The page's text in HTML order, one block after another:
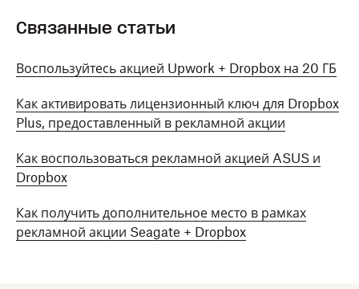
Связанные статьи
Воспользуйтесь акцией Upwork + Dropbox на 20 ГБ
Как активировать лицензионный ключ для Dropbox
Plus, предоставленный в рекламной акции
Как воспользоваться рекламной акцией ASUS и
Dropbox
Как получить дополнительное место в рамках
рекламной акции Seagate + Dropbox